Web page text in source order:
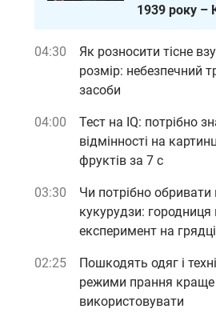
1939 року –
04:30
Як розносити тісне
розмір: небезпечний
засоби
04:00
Тест на IQ: потрібно
відмінності на
фруктів за 7 с
03:30
Чи потрібно обривати
кукурудзи: городниця
експеримент на грядці
02:25
Пошкодять одяг і
режими прання краще
використовувати